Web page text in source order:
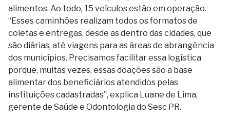
alimentos. Ao todo, 15 veículos estão em operação.
“Esses caminhões realizam todos os formatos de
coletas e entregas, desde as dentro das cidades, que
são diárias, até viagens para as áreas de abrangência
dos municípios. Precisamos facilitar essa logística
porque, muitas vezes, essas doações são a base
alimentar dos beneficiários atendidos pelas
instituições cadastradas”, explica Luane de Lima,
gerente de Saúde e Odontologia do Sesc PR.